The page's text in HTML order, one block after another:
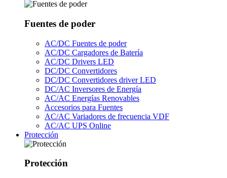
Fuentes de poder
AC/DC Fuentes de poder
AC/DC Cargadores de Batería
AC/DC Drivers LED
DC/DC Convertidores
DC/DC Convertidores driver LED
DC/AC Inversores de Energía
AC/AC Energías Renovables
Accesorios para Fuentes
AC/AC Variadores de frecuencia VDF
AC/AC UPS Online
Protección
Protección